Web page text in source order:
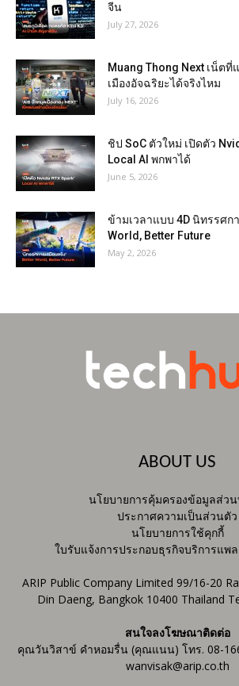
จีน
July 27, 2026
Muang Thong Next เน็ต
เมืองอัจฉริยะได้จริงไหม
July 16, 2026
ชิป SoC ตัวใหม่ เปิดตัว
Local AI พกพาได้
June 5, 2026
ข้ามเวลาแบบ 4D นิทรรศก
World, Better Future
May 2, 2026
ABOUT US
นโยบายการคุ้มครองข้อมูลส่ว
ประกาศความเป็นส่วนตัว
นโยบายการใช้คุกกี้
ใบรับแจ้งการประกอบธุรกิจบริการแพ
ARIP Public Company Limited 99/16-20
Din Daeng, Bangkok 10400 Thailand
สนใจลงโฆษณาติดต่อ
คุณวันวิสาข์ คำหอมรื่น (คุณแนน) โทร. 08-
wanvisak@arip.co.th